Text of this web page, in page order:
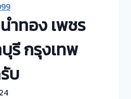
ำทอง เพชร
รี กรุงเทพ
บ